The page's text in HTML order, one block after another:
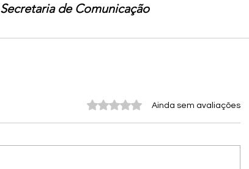
Secretaria de Comunicação
Avaliado com 0 de 5 estrelas.
Ainda sem avaliações